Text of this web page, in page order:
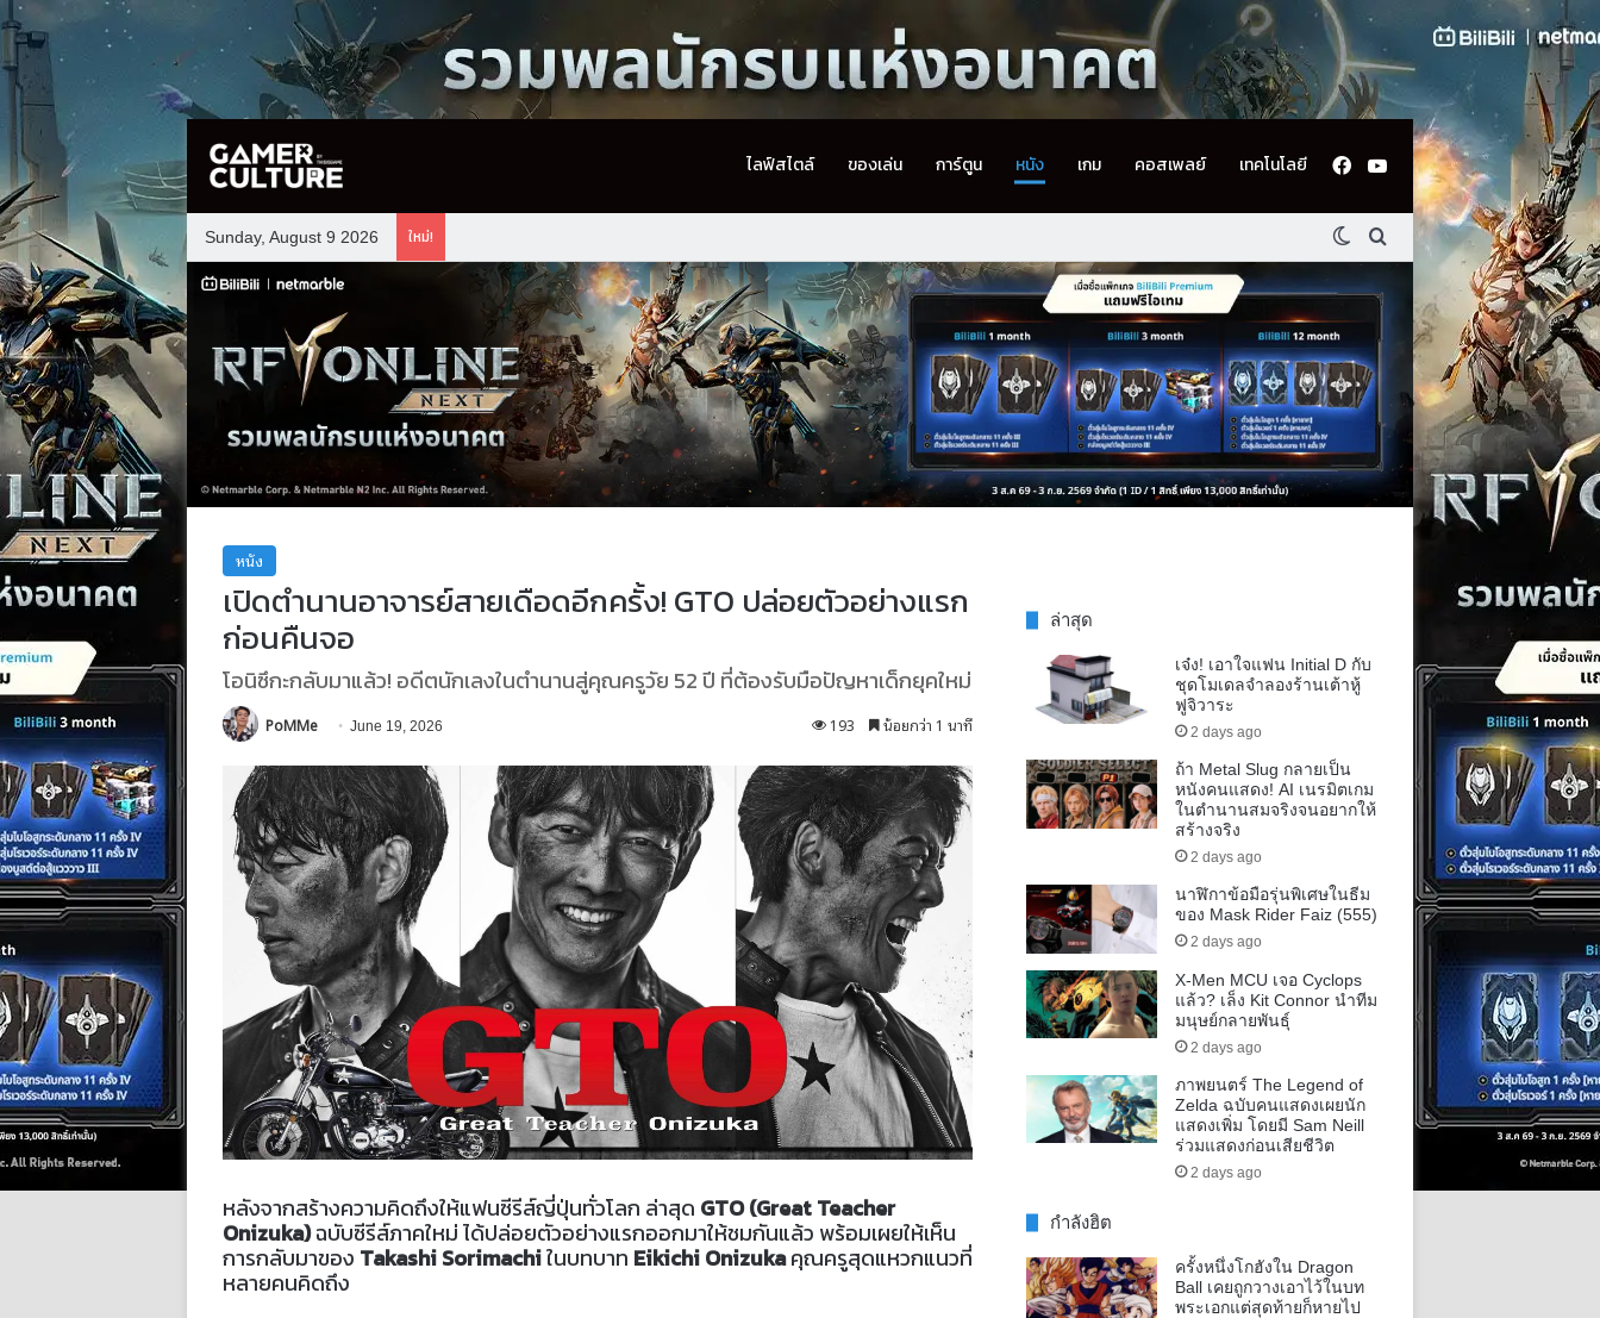
ไลฟ์สไตล์ ของเล่น การ์ตูน หนัง เกม คอสเพลย์ เทคโนโลยี Facebook
YouTube
Sunday, August 9 2026 ใหม่! Switch skin
ค้นหา
หนัง
เปิดตำนานอาจารย์สายเดือดอีกครั้ง! GTO ปล่อยตัวอย่างแรก
ก่อนคืนจอ
โอนิซึกะกลับมาแล้ว! อดีตนักเลงในตำนานสู่คุณครูวัย 52 ปี ที่ต้องรับมือปัญหาเด็กยุคใหม่
PoMMe June 19, 2026 193 น้อยกว่า 1 นาที
หลังจากสร้างความคิดถึงให้แฟนซีรีส์ญี่ปุ่นทั่วโลก ล่าสุด GTO (Great Teacher
Onizuka)ฉบับซีรีส์ภาคใหม่ ได้ปล่อยตัวอย่างแรกออกมาให้ชมกันแล้ว พร้อมเผยให้เห็น
การกลับมาของ Takashi Sorimachiในบทบาท Eikichi Onizukaคุณครูสุดแหวกแนวที่
หลายคนคิดถึง
ล่าสุด
เจ๋ง! เอาใจแฟน Initial D กับ
ชุดโมเดลจำลองร้านเต้าหู้
ฟูจิวาระ
2 days ago
ถ้า Metal Slug กลายเป็น
หนังคนแสดง! AI เนรมิตเกม
ในตำนานสมจริงจนอยากให้
สร้างจริง
2 days ago
นาฬิกาข้อมือรุ่นพิเศษในธีม
ของ Mask Rider Faiz (555)
2 days ago
X-Men MCU เจอ Cyclops
แล้ว? เล็ง Kit Connor นำทีม
มนุษย์กลายพันธุ์
2 days ago
ภาพยนตร์ The Legend of
Zelda ฉบับคนแสดงเผยนัก
แสดงเพิ่ม โดยมี Sam Neill
ร่วมแสดงก่อนเสียชีวิต
2 days ago
กำลังฮิต
ครั้งหนึ่งโกฮังใน Dragon
Ball เคยถูกวางเอาไว้ในบท
พระเอกแต่สุดท้ายก็หายไป